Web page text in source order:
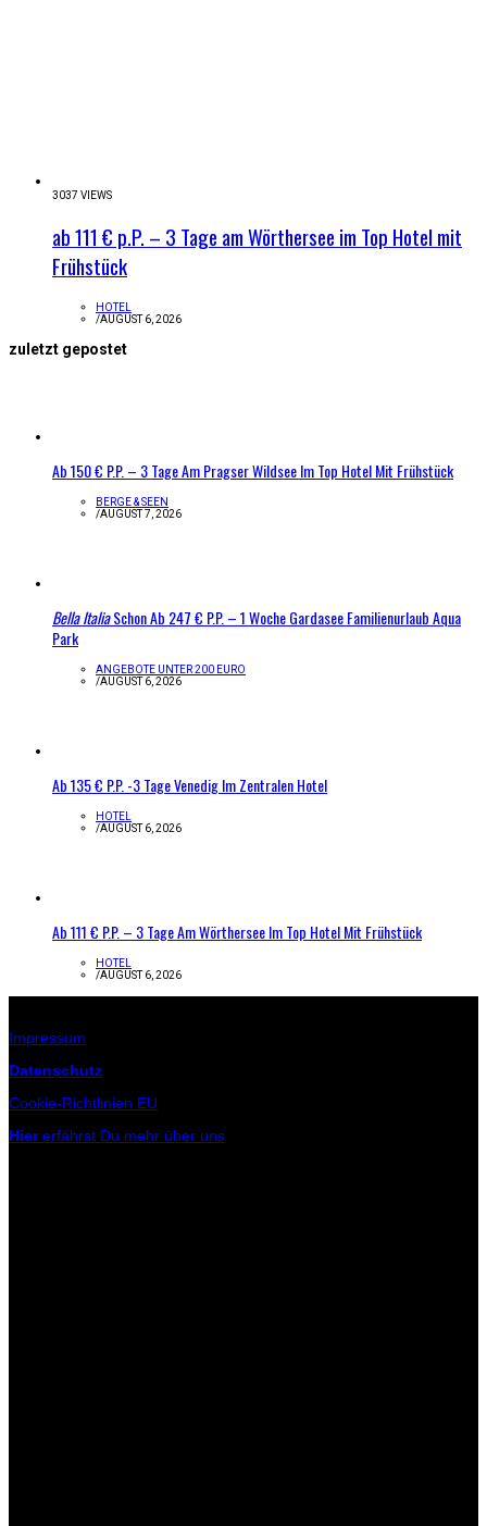
3037 VIEWS
ab 111 € p.P. – 3 Tage am Wörthersee im Top Hotel mit
Frühstück
HOTEL
/AUGUST 6, 2026
zuletzt gepostet
Ab 150 € P.P. – 3 Tage Am Pragser Wildsee Im Top Hotel Mit Frühstück
BERGE & SEEN
/AUGUST 7, 2026
Bella ItaliaSchon Ab 247 € P.P. – 1 Woche Gardasee Familienurlaub Aqua
Park
ANGEBOTE UNTER 200 EURO
/AUGUST 6, 2026
Ab 135 € P.P. -3 Tage Venedig Im Zentralen Hotel
HOTEL
/AUGUST 6, 2026
Ab 111 € P.P. – 3 Tage Am Wörthersee Im Top Hotel Mit Frühstück
HOTEL
/AUGUST 6, 2026
Impressum
Datenschutz
Cookie-Richtlinien EU
Hiererfährst Du mehr über uns